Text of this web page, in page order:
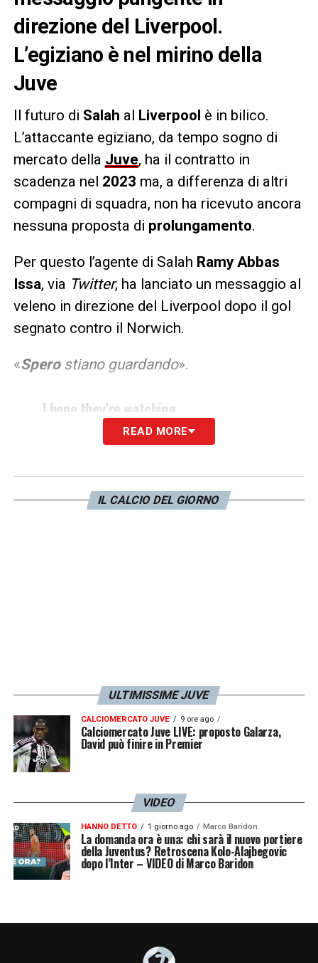
direzione del Liverpool.
L’egiziano è nel mirino della
Juve
Il futuro di Salah al Liverpool è in bilico.
L’attaccante egiziano, da tempo sogno di
mercato della Juve, ha il contratto in
scadenza nel 2023 ma, a differenza di altri
compagni di squadra, non ha ricevuto ancora
nessuna proposta di prolungamento.
Per questo l’agente di Salah Ramy Abbas
Issa, via Twitter, ha lanciato un messaggio al
veleno in direzione del Liverpool dopo il gol
segnato contro il Norwich.
«Sperostiano guardando».
I hope they’re watching.
— Ramy Abbas Issa (@RamyCol)
August 14, 2021
READ MORE
IL CALCIO DEL GIORNO
ULTIMISSIME JUVE
CALCIOMERCATO JUVE 9 ore ago
Calciomercato Juve LIVE: proposto Galarza,
David può finire in Premier
VIDEO
HANNO DETTO 1 giorno ago Marco Baridon
La domanda ora è una: chi sarà il nuovo portiere
della Juventus? Retroscena Kolo-Alajbegovic
dopo l’Inter – VIDEO di Marco Baridon